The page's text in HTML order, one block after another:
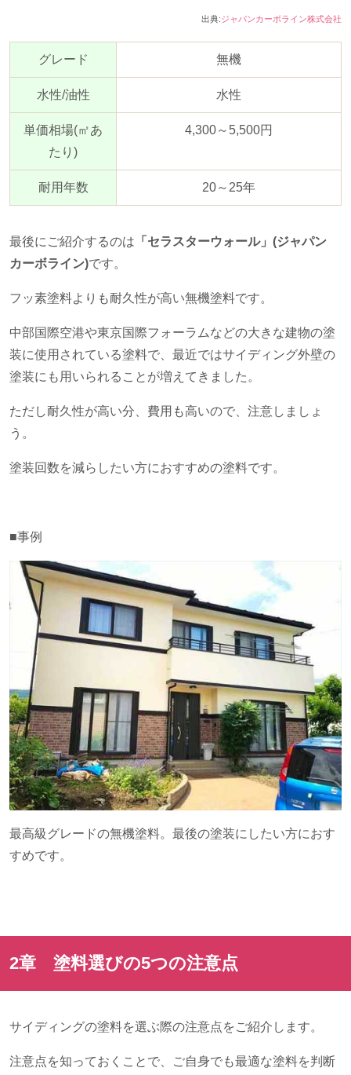
出典:ジャパンカーボライン株式会社
グレード 無機
水性/油性 水性
単価相場(㎡あ
たり )
4,300～ 5,500円
耐用年数 20～ 25年
最後にご紹介するのは 「セラスターウォール」(ジャパン
カーボライン)です。
フッ素塗料よりも耐久性が高い無機塗料です。
中部国際空港や東京国際フォーラムなどの大きな建物の塗
装に使用されている塗料で、最近ではサイディング外壁の
塗装にも用いられることが増えてきました。
ただし耐久性が高い分、費用も高いので、注意しましょ
う。
塗装回数を減らしたい方におすすめの塗料です。
■事例
最高級グレードの無機塗料。最後の塗装にしたい方におす
すめです。
2章 塗料選びの5つの注意点
サイディングの塗料を選ぶ際の注意点をご紹介します。
注意点を知っておくことで、ご自身でも最適な塗料を判断